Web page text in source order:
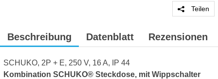
Teilen
Beschreibung Datenblatt Rezensionen
SCHUKO, 2P + E, 250 V, 16 A, IP 44
Kombination SCHUKO® Steckdose, mit Wippschalter